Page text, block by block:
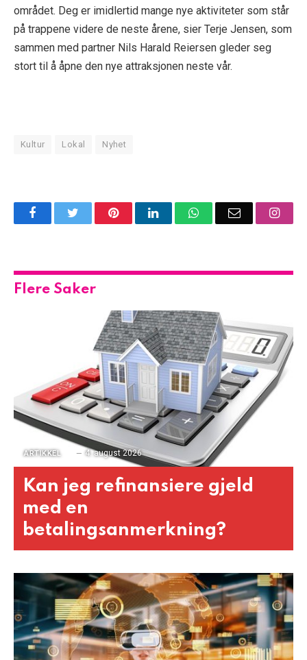
området. Deg er imidlertid mange nye aktiviteter som står
på trappene videre de neste årene, sier Terje Jensen, som
sammen med partner Nils Harald Reiersen gleder seg
stort til å åpne den nye attraksjonen neste vår.
Kultur Lokal Nyhet
FacebookTwitter PinterestLinkedInWhatsAppEmail
Flere Saker
ARTIKKEL 4. august 2026
Kan jeg refinansiere gjeld
med en
betalingsanmerkning?